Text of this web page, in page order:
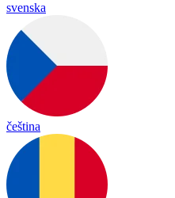
svenska
čeština